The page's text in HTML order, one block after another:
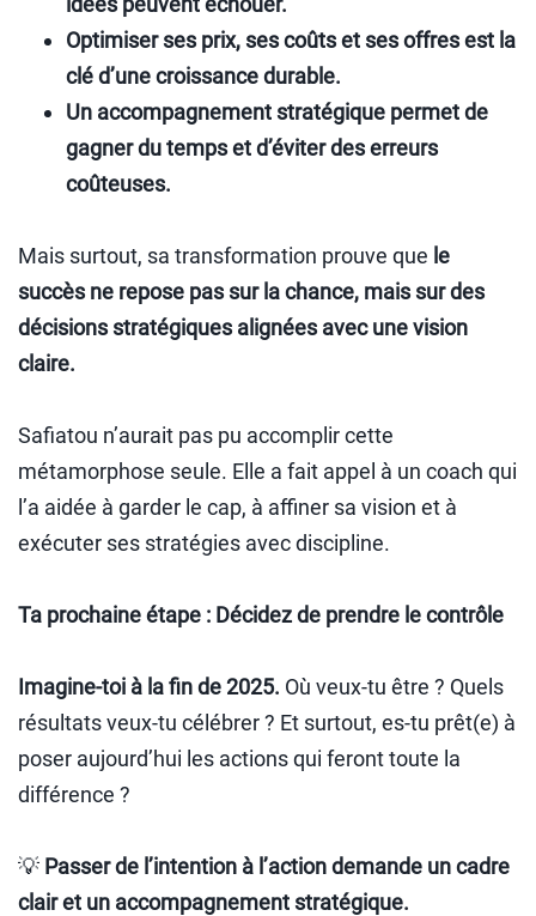
Optimiser ses prix, ses coûts et ses offres est la
clé d’une croissance durable.
Un accompagnement stratégique permet de
gagner du temps et d’éviter des erreurs
coûteuses.
Mais surtout, sa transformation prouve que le
succès ne repose pas sur la chance, mais sur des
décisions stratégiques alignées avec une vision
claire.
Safiatou n’aurait pas pu accomplir cette
métamorphose seule. Elle a fait appel à un coach qui
l’a aidée à garder le cap, à affiner sa vision et à
exécuter ses stratégies avec discipline.
Ta prochaine étape : Décidez de prendre le contrôle
Imagine-toi à la fin de 2025. Où veux-tu être ? Quels
résultats veux-tu célébrer ? Et surtout, es-tu prêt(e) à
poser aujourd’hui les actions qui feront toute la
différence ?
💡 Passer de l’intention à l’action demande un cadre
clair et un accompagnement stratégique.